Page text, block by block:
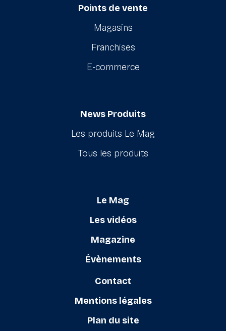
Points de vente
Magasins
Franchises
E-commerce
News Produits
Les produits Le Mag
Tous les produits
Le Mag
Les vidéos
Magazine
Évènements
Contact
Mentions légales
Plan du site